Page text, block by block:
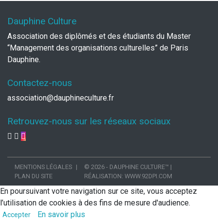
Dauphine Culture
Association des diplômés et des étudiants du Master
“Management des organisations culturelles” de Paris
Dauphine.
Contactez-nous
association@dauphineculture.fr
Retrouvez-nous sur les réseaux sociaux
MENTIONS LÉGALES
PLAN DU SITE
© 2026 - DAUPHINE CULTURE™ |
RÉALISATION: WWW.92DPI.COM
En poursuivant votre navigation sur ce site, vous acceptez
l’utilisation de cookies à des fins de mesure d'audience.
Accepter
En savoir plus